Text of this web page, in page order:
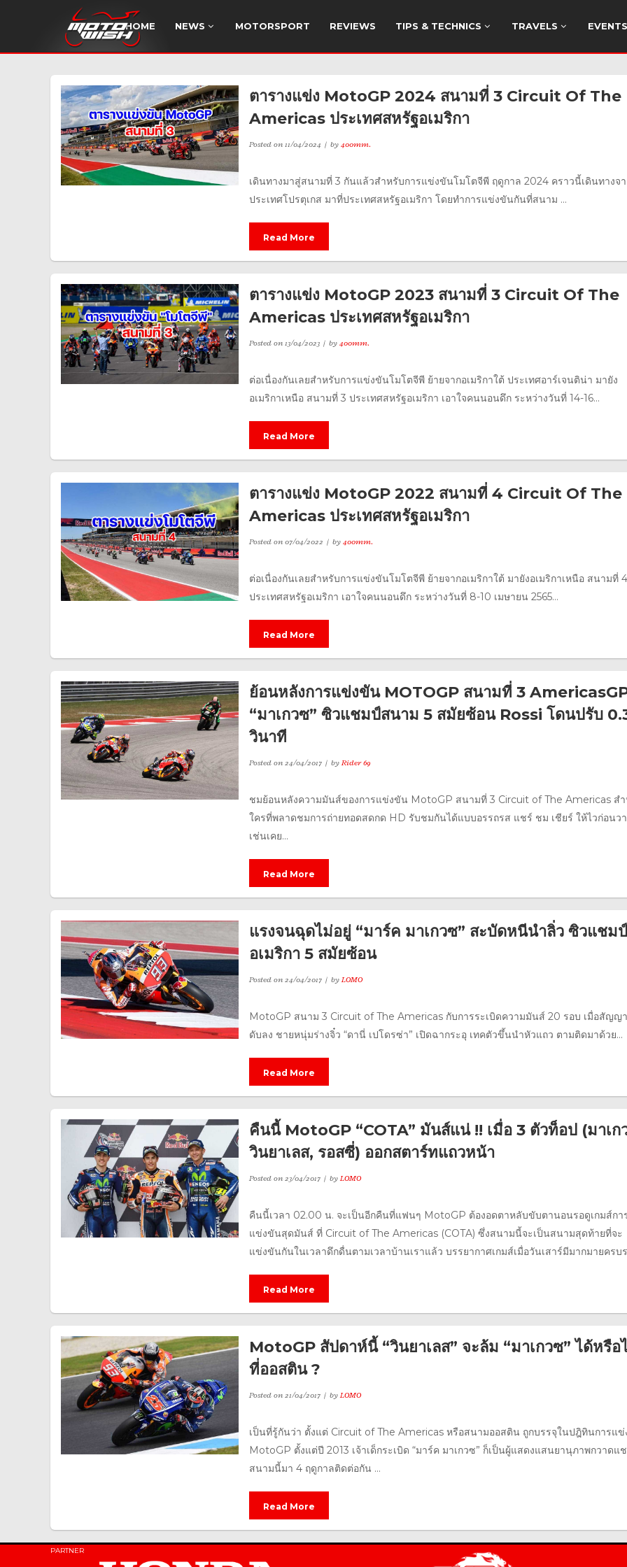
HOME NEWS MOTORSPORT REVIEWS TIPS & TECHNICS TRAVELS EVENTS
ตารางแข่ง MotoGP 2024 สนามที่ 3 Circuit Of The
Americas ประเทศสหรัฐอเมริกา
Posted on11/04/2024 by400mm.
เดินทางมาสู่สนามที่ 3 กันแล้วสำหรับการแข่งขันโมโตจีพี ฤดูกาล 2024 คราวนี้เดินทางจ
ประเทศโปรตุเกส มาที่ประเทศสหรัฐอเมริกา โดยทำการแข่งขันกันที่สนาม ...
Read More
ตารางแข่ง MotoGP 2023 สนามที่ 3 Circuit Of The
Americas ประเทศสหรัฐอเมริกา
Posted on13/04/2023 by400mm.
ต่อเนื่องกันเลยสำหรับการแข่งขันโมโตจีพี ย้ายจากอเมริกาใต้ ประเทศอาร์เจนติน่า มายัง
อเมริกาเหนือ สนามที่ 3 ประเทศสหรัฐอเมริกา เอาใจคนนอนดึก ระหว่างวันที่ 14-16...
Read More
ตารางแข่ง MotoGP 2022 สนามที่ 4 Circuit Of The
Americas ประเทศสหรัฐอเมริกา
Posted on07/04/2022 by400mm.
ต่อเนื่องกันเลยสำหรับการแข่งขันโมโตจีพี ย้ายจากอเมริกาใต้ มายังอเมริกาเหนือ สนามที่ 4
ประเทศสหรัฐอเมริกา เอาใจคนนอนดึก ระหว่างวันที่ 8-10 เมษายน 2565...
Read More
ย้อนหลังการแข่งขัน MOTOGP สนามที่ 3
“มาเกวซ” ซิวแชมป์สนาม 5 สมัยซ้อน Rossi โดนปรับ
วินาที
Posted on24/04/2017 byRider 69
ชมย้อนหลังความมันส์ของการแข่งขัน MotoGP สนามที่ 3 Circuit of The Americas ส
ใครที่พลาดชมการถ่ายทอดสดกด HD รับชมกันได้แบบอรรถรส แชร์ ชม เชียร์ ให้ไวก่อนว
เช่นเคย...
Read More
แรงจนฉุดไม่อยู่ “มาร์ค มาเกวซ” สะบัดหนีนำลิ่ว ซิวแชมป์
อเมริกา 5 สมัยซ้อน
Posted on24/04/2017 byLOMO
MotoGP สนาม 3 Circuit of The Americas กับการระเบิดความมันส์ 20 รอบ เมื่อสัญญ
ดับลง ชายหนุ่มร่างจิ๋ว “ดานี่ เปโดรซ่า” เปิดฉากระอุ เทคตัวขึ้นนำหัวแถว ตามติดมาด้วย...
Read More
คืนนี้ MotoGP “COTA” มันส์แน่ !! เมื่อ 3 ตัวท็อป (มาเก
วินยาเลส, รอสซี่) ออกสตาร์ทแถวหน้า
Posted on23/04/2017 byLOMO
คืนนี้เวลา 02.00 น. จะเป็นอีกคืนที่แฟนๆ MotoGP ต้องอดตาหลับขับตานอนรอดูเกมส์กา
แข่งขันสุดมันส์ ที่ Circuit of The Americas (COTA) ซึ่งสนามนี้จะเป็นสนามสุดท้ายที่จะ
แข่งขันกันในเวลาดึกดื่นตามเวลาบ้านเราแล้ว บรรยากาศเกมส์เมื่อวันเสาร์มีมากมายครบ
Read More
MotoGP สัปดาห์นี้ “วินยาเลส” จะล้ม “มาเกวซ” ได้หรือ
ที่ออสติน ?
Posted on21/04/2017 byLOMO
เป็นที่รู้กันว่า ตั้งแต่ Circuit of The Americas หรือสนามออสติน ถูกบรรจุในปฎิทินการแ
MotoGP ตั้งแต่ปี 2013 เจ้าเด็กระเบิด “มาร์ค มาเกวซ” ก็เป็นผู้แสดงแสนยานุภาพกวาดแ
สนามนี้มา 4 ฤดูกาลติดต่อกัน ...
Read More
PARTNER